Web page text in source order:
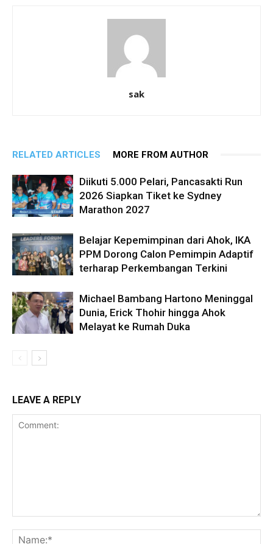
sak
RELATED ARTICLES MORE FROM AUTHOR
Diikuti 5.000 Pelari, Pancasakti Run
2026 Siapkan Tiket ke Sydney
Marathon 2027
Belajar Kepemimpinan dari Ahok, IKA
PPM Dorong Calon Pemimpin Adaptif
terharap Perkembangan Terkini
Michael Bambang Hartono Meninggal
Dunia, Erick Thohir hingga Ahok
Melayat ke Rumah Duka
LEAVE A REPLY